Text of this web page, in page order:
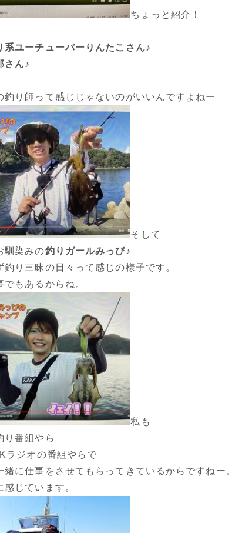
ちょっと紹介！
系ユーチューバーりんたこさん♪
さん♪
釣り師って感じじゃないのがいいんですよねー
そして
馴染みの釣りガールみっぴ♪
釣り三昧の日々って感じの様子です。
でもあるからね。
私も
り番組やら
ラジオの番組やらで
緒に仕事をさせてもらってきているからですねー。
感じています。